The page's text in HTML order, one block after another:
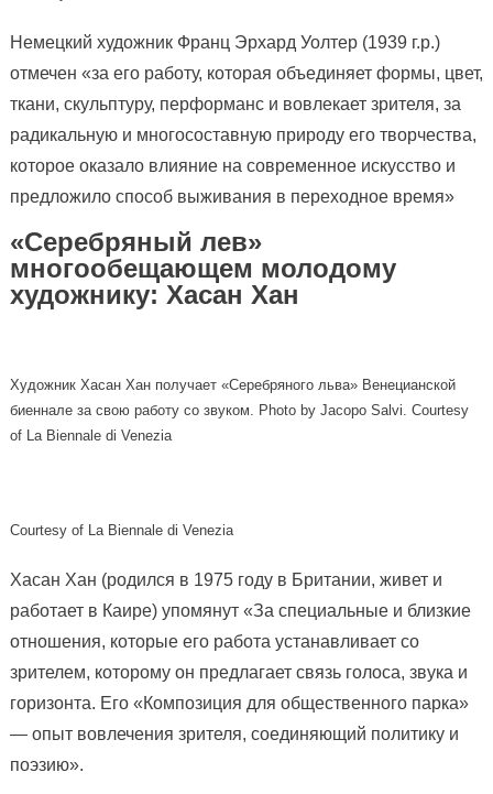
Немецкий художник Франц Эрхард Уолтер (1939 г.р.)
отмечен «за его работу, которая объединяет формы, цвет,
ткани, скульптуру, перформанс и вовлекает зрителя, за
радикальную и многосоставную природу его творчества,
которое оказало влияние на современное искусство и
предложило способ выживания в переходное время»
«Серебряный лев»
многообещающем молодому
художнику: Хасан Хан
Художник Хасан Хан получает «Серебряного льва» Венецианской
биеннале за свою работу со звуком. Photo by Jacopo Salvi. Courtesy
of La Biennale di Venezia
Courtesy of La Biennale di Venezia
Хасан Хан (родился в 1975 году в Британии, живет и
работает в Каире) упомянут «За специальные и близкие
отношения, которые его работа устанавливает со
зрителем, которому он предлагает связь голоса, звука и
горизонта. Его «Композиция для общественного парка»
— опыт вовлечения зрителя, соединяющий политику и
поэзию».